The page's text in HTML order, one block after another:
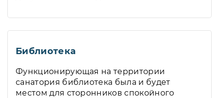
Библиотека
Функционирующая на территории
санатория библиотека была и будет
местом для сторонников спокойного